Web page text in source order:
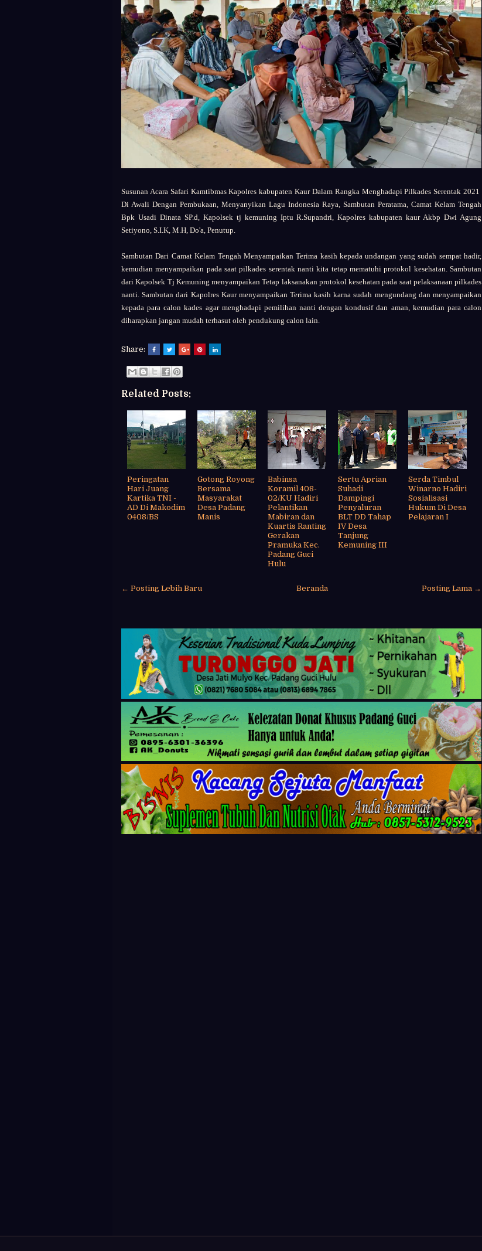
Susunan Acara Safari Kamtibmas Kapolres kabupaten Kaur Dalam Rangka Menghadapi Pilkades Serentak 2021
Di Awali Dengan Pembukaan, Menyanyikan Lagu Indonesia Raya, Sambutan Peratama, Camat Kelam Tengah
Bpk Usadi Dinata SP.d, Kapolsek tj kemuning Iptu R.Supandri, Kapolres kabupaten kaur Akbp Dwi Agung
Setiyono, S.I.K, M.H, Do'a, Penutup.
Sambutan Dari Camat Kelam Tengah Menyampaikan Terima kasih kepada undangan yang sudah sempat hadir,
kemudian menyampaikan pada saat pilkades serentak nanti kita tetap mematuhi protokol kesehatan. Sambutan
dari Kapolsek Tj Kemuning menyampaikan Tetap laksanakan protokol kesehatan pada saat pelaksanaan pilkades
nanti. Sambutan dari Kapolres Kaur menyampaikan Terima kasih karna sudah mengundang dan menyampaikan
kepada para calon kades agar menghadapi pemilihan nanti dengan kondusif dan aman, kemudian para calon
diharapkan jangan mudah terhasut oleh pendukung calon lain.
Share:
Related Posts:
Peringatan
Hari Juang
Kartika TNI -
AD Di Makodim
0408/BS
Gotong Royong
Bersama
Masyarakat
Desa Padang
Manis
Babinsa
Koramil 408-
02/KU Hadiri
Pelantikan
Mabiran dan
Kuartis Ranting
Gerakan
Pramuka Kec.
Padang Guci
Hulu
Sertu Aprian
Suhadi
Dampingi
Penyaluran
BLT DD Tahap
IV Desa
Tanjung
Kemuning III
Serda Timbul
Winarno Hadiri
Sosialisasi
Hukum Di Desa
Pelajaran I
← Posting Lebih Baru Posting Lama →
Beranda